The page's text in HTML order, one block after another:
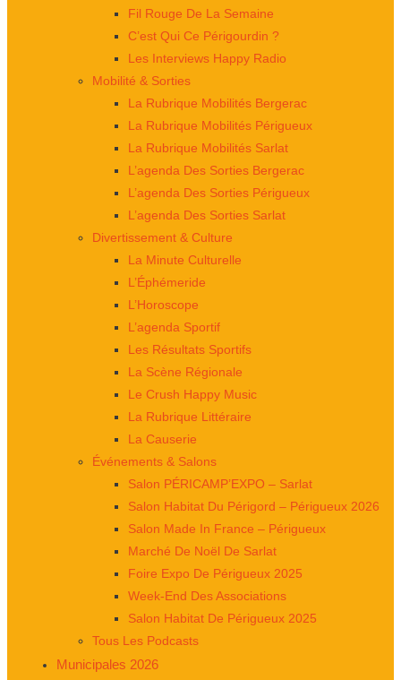
Fil Rouge De La Semaine
C’est Qui Ce Périgourdin ?
Les Interviews Happy Radio
Mobilité & Sorties
La Rubrique Mobilités Bergerac
La Rubrique Mobilités Périgueux
La Rubrique Mobilités Sarlat
L’agenda Des Sorties Bergerac
L’agenda Des Sorties Périgueux
L’agenda Des Sorties Sarlat
Divertissement & Culture
La Minute Culturelle
L’Éphémeride
L’Horoscope
L’agenda Sportif
Les Résultats Sportifs
La Scène Régionale
Le Crush Happy Music
La Rubrique Littéraire
La Causerie
Événements & Salons
Salon PÉRICAMP’EXPO – Sarlat
Salon Habitat Du Périgord – Périgueux 2026
Salon Made In France – Périgueux
Marché De Noël De Sarlat
Foire Expo De Périgueux 2025
Week-End Des Associations
Salon Habitat De Périgueux 2025
Tous Les Podcasts
Municipales 2026